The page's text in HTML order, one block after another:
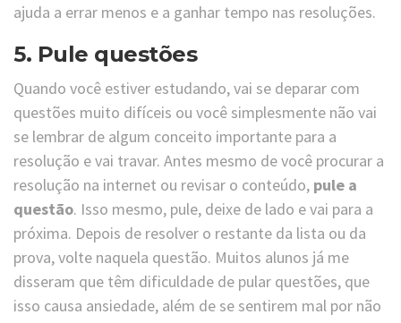
ajuda a errar menos e a ganhar tempo nas resoluções.
5. Pule questões
Quando você estiver estudando, vai se deparar com
questões muito difíceis ou você simplesmente não vai
se lembrar de algum conceito importante para a
resolução e vai travar. Antes mesmo de você procurar a
resolução na internet ou revisar o conteúdo, pule a
questão. Isso mesmo, pule, deixe de lado e vai para a
próxima. Depois de resolver o restante da lista ou da
prova, volte naquela questão. Muitos alunos já me
disseram que têm dificuldade de pular questões, que
isso causa ansiedade, além de se sentirem mal por não